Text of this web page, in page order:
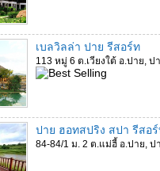
เบลวิลล่า ปาย รีสอร์ท
113 หมู่ 6 ต.เวียงใต้ อ.ปาย, ป
ปาย ฮอทสปริง สปา รีสอ
84-84/1 ม. 2 ต.แม่ฮี้ อ.ปาย, ป